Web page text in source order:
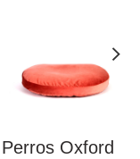
Oxford